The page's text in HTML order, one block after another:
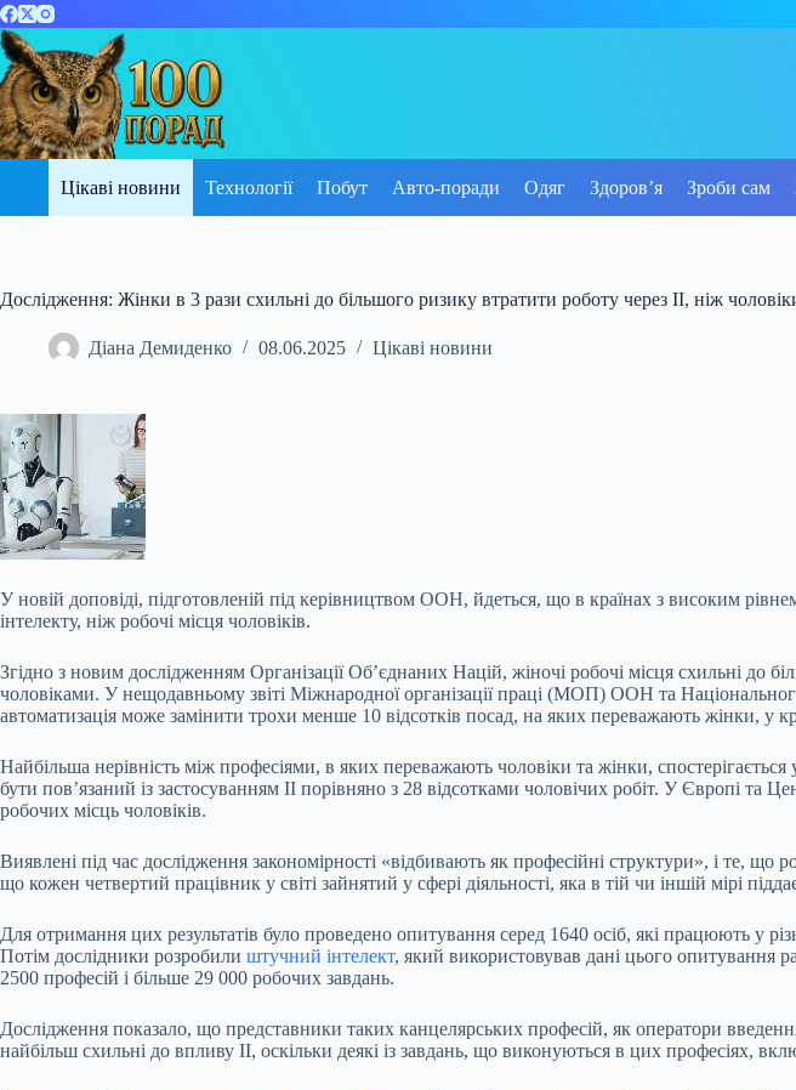
Перейти
до
вмісту
Цікаві новини Технології Побут Авто-поради Одяг Здоров’я Зроби сам
Дослідження: Жінки в 3 рази схильні до більшого ризику втратити роботу через ІІ, ніж
Діана Демиденко 08.06.2025 Цікаві новини
У новій доповіді, підготовленій під керівництвом ООН, йдеться, що в країнах з високим
інтелекту, ніж робочі місця чоловіків.
Згідно з новим дослідженням Організації Об’єднаних Націй, жіночі робочі місця схильні до
чоловіками. У нещодавньому звіті Міжнародної організації праці (МОП) ООН та
автоматизація може замінити трохи менше 10 відсотків посад, на яких переважають жінки, у
Найбільша нерівність між професіями, в яких переважають чоловіки та жінки,
бути пов’язаний із застосуванням ІІ порівняно з 28 відсотками чоловічих робіт. У Європі та
робочих місць чоловіків.
Виявлені під час дослідження закономірності «відбивають як професійні структури», і те,
що кожен четвертий працівник у світі зайнятий у сфері діяльності, яка в тій чи іншій мірі
Для отримання цих результатів було проведено опитування серед 1640 осіб, які працюють у
Потім дослідники розробили штучний інтелект, який використовував дані цього опитування
2500 професій і більше 29 000 робочих завдань.
Дослідження показало, що представники таких канцелярських професій, як оператори
найбільш схильні до впливу ІІ, оскільки деякі із завдань, що виконуються в цих професіях,